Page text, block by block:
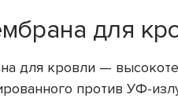
для
для кровли —
против УФ-